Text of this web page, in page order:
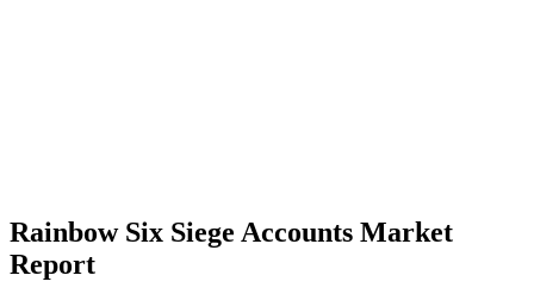
Rainbow Six Siege Accounts Market
Report